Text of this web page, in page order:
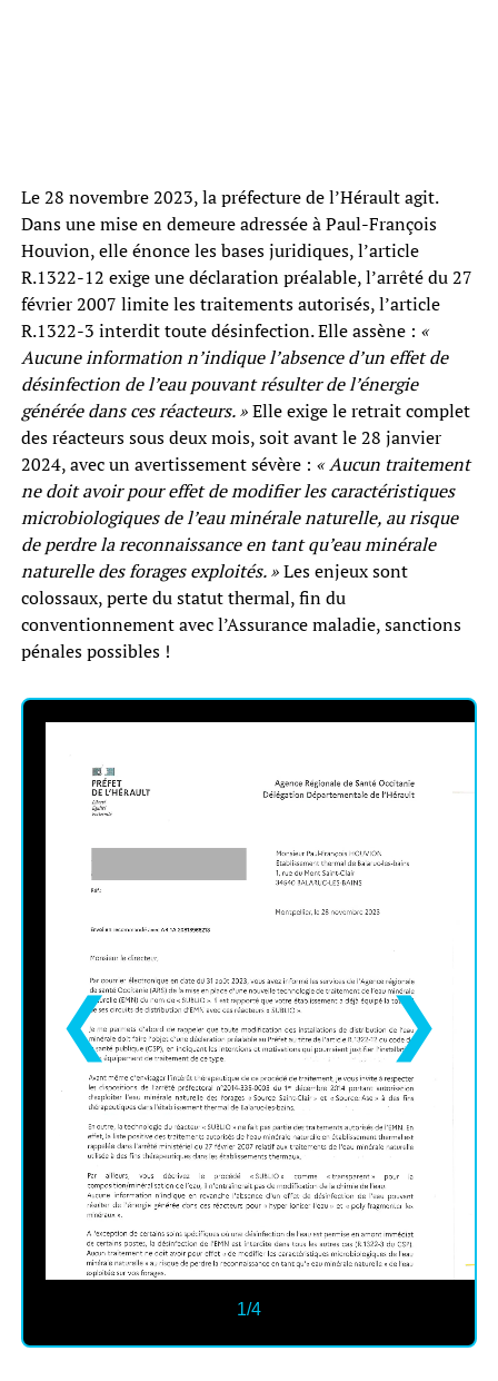
Le 28 novembre 2023, la préfecture de l’Hérault agit.
Dans une mise en demeure adressée à Paul-François
Houvion, elle énonce les bases juridiques, l’article
R.1322-12 exige une déclaration préalable, l’arrêté du 27
février 2007 limite les traitements autorisés, l’article
R.1322-3 interdit toute désinfection. Elle assène : «
Aucune information n’indique l’absence d’un effet de
désinfection de l’eau pouvant résulter de l’énergie
générée dans ces réacteurs. »Elle exige le retrait complet
des réacteurs sous deux mois, soit avant le 28 janvier
2024, avec un avertissement sévère : « Aucun traitement
ne doit avoir pour effet de modifier les caractéristiques
microbiologiques de l’eau minérale naturelle, au risque
de perdre la reconnaissance en tant qu’eau minérale
naturelle des forages exploités. »Les enjeux sont
colossaux, perte du statut thermal, fin du
conventionnement avec l’Assurance maladie, sanctions
pénales possibles !
❮ ❯
1/4